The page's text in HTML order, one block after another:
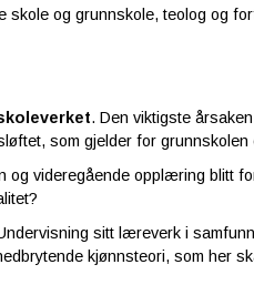
skole og grunnskole, teolog og
. Den viktigste
som gjelder for
videregående opplæring blitt
sitt læreverk i
kjønnsteori, som her